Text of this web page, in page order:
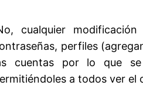
cualquier
perfiles
cuentas por lo que se
a todos ver el